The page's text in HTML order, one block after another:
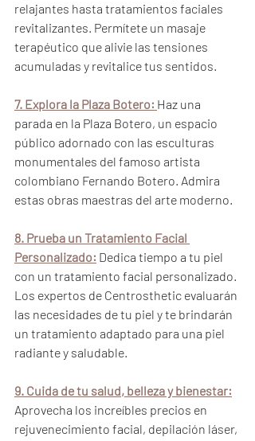
relajantes hasta tratamientos faciales
revitalizantes. Permítete un masaje
terapéutico que alivie las tensiones
acumuladas y revitalice tus sentidos.
7. Explora la Plaza Botero: Haz una
parada en la Plaza Botero, un espacio
público adornado con las esculturas
monumentales del famoso artista
colombiano Fernando Botero. Admira
estas obras maestras del arte moderno.
8. Prueba un Tratamiento Facial
Personalizado: Dedica tiempo a tu piel
con un tratamiento facial personalizado.
Los expertos de Centrosthetic evaluarán
las necesidades de tu piel y te brindarán
un tratamiento adaptado para una piel
radiante y saludable.
9. Cuida de tu salud, belleza y bienestar:
Aprovecha los increíbles precios en
rejuvenecimiento facial, depilación láser,